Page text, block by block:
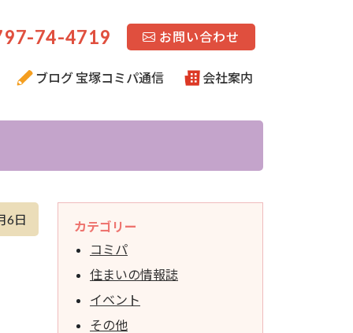
74-4719 お問い合わせ
ブログ 宝塚コミパ通信 会社案内
6日
カテゴリー
コミパ
住まいの情報誌
イベント
その他